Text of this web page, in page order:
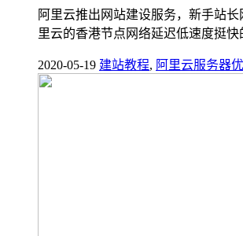
阿里云推出网站建设服务，新手站
里云的香港节点网络延迟低速度挺快
2020-05-19 建站教程, 阿里云服务器